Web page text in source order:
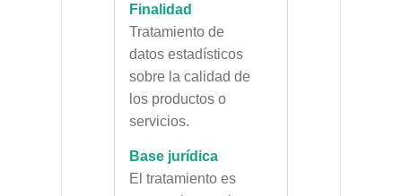
Finalidad
Tratamiento de
datos estadísticos
sobre la calidad de
los productos o
servicios.
Base jurídica
El tratamiento es